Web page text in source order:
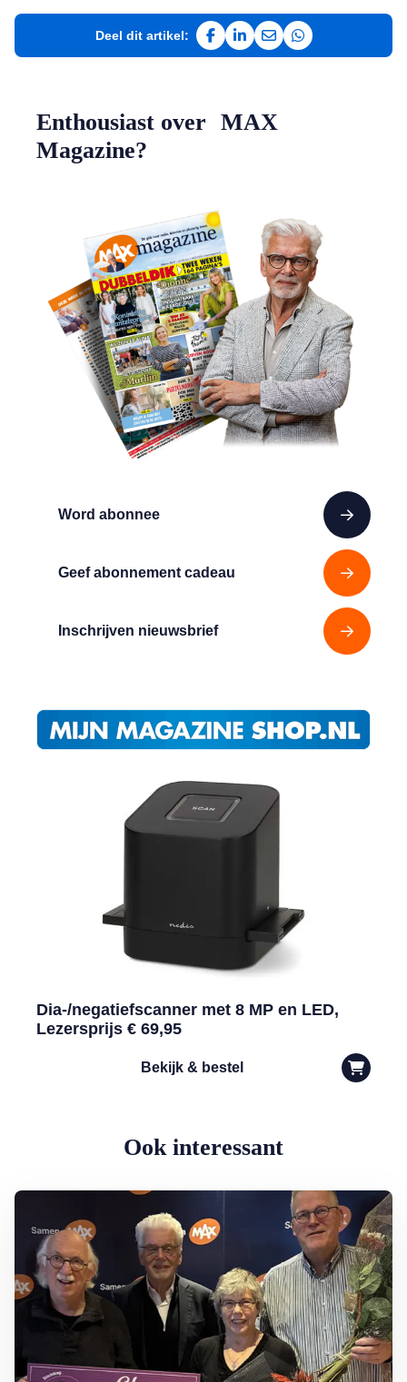
Deel dit artikel:
Deel op Facebook
Deel op LinkedIn
Deel via e-mail
Deel via
Word abonnee
Geef abonnement cadeau
Inschrijven nieuwsbrief
Enthousiast over MAX
Magazine?
Dia-/negatiefscanner met 8 MP en LED,
Lezersprijs € 69,95
Bekijk & bestel
Ook interessant
Lees meer over Armoede in Nederland: rondkomen niet